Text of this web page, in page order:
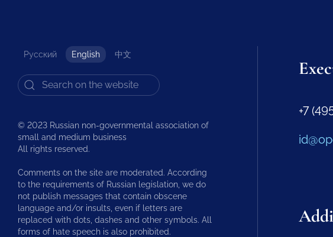
Русский English 中文
© 2023 Russian non-governmental association of
small and medium business
All rights reserved.
Comments on the site are moderated. According
to the requirements of Russian legislation, we do
not publish messages that contain obscene
language and/or insults, even if letters are
replaced with dots, dashes and other symbols. All
forms of hate speech is also prohibited.
+7